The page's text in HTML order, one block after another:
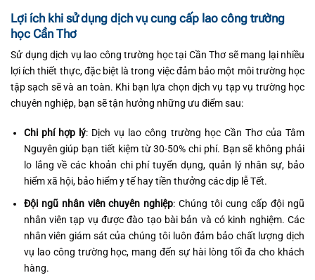
Lợi ích khi sử dụng dịch vụ cung cấp lao công trường
học Cần Thơ
Sử dụng dịch vụ lao công trường học tại Cần Thơ sẽ mang lại nhiều
lợi ích thiết thực, đặc biệt là trong việc đảm bảo một môi trường học
tập sạch sẽ và an toàn. Khi bạn lựa chọn dịch vụ tạp vụ trường học
chuyên nghiệp, bạn sẽ tận hưởng những ưu điểm sau:
Chi phí hợp lý: Dịch vụ lao công trường học Cần Thơ của Tâm
Nguyên giúp bạn tiết kiệm từ 30-50% chi phí. Bạn sẽ không phải
lo lắng về các khoản chi phí tuyển dụng, quản lý nhân sự, bảo
hiểm xã hội, bảo hiểm y tế hay tiền thưởng các dịp lễ Tết.
Đội ngũ nhân viên chuyên nghiệp: Chúng tôi cung cấp đội ngũ
nhân viên tạp vụ được đào tạo bài bản và có kinh nghiệm. Các
nhân viên giám sát của chúng tôi luôn đảm bảo chất lượng dịch
vụ lao công trường học, mang đến sự hài lòng tối đa cho khách
hàng.